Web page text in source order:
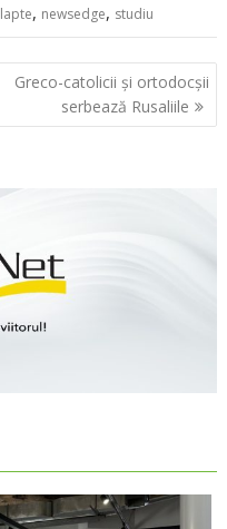
lapte, newsedge, studiu
Greco-catolicii și ortodocșii
serbează Rusaliile